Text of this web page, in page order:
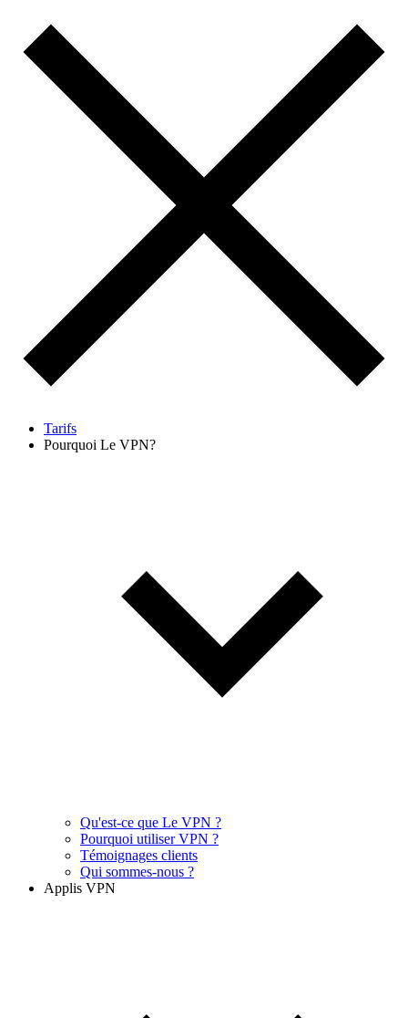
Tarifs
Pourquoi Le VPN?
Qu'est-ce que Le VPN ?
Pourquoi utiliser VPN ?
Témoignages clients
Qui sommes-nous ?
Applis VPN